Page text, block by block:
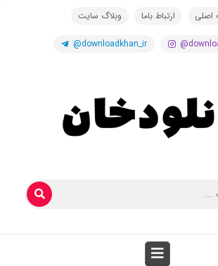
اصلی ارتباط باما وبلاگ سایت
@downloadkhan_ir